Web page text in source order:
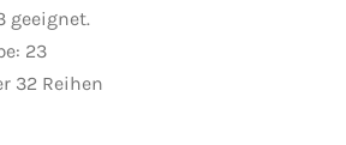
geeignet.
23
32 Reihen